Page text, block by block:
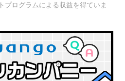
プログラムによる収益を得ていま